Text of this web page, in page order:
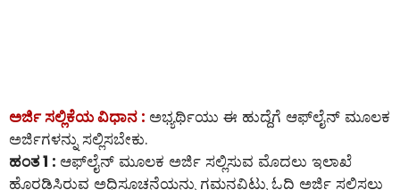
ಅರ್ಜಿ ಸಲ್ಲಿಕೆಯ ವಿಧಾನ : ಅಭ್ಯರ್ಥಿಯು ಈ ಹುದ್ದೆಗೆ ಆಫ್‌ಲೈನ್‌ ಮೂಲಕ
ಅರ್ಜಿಗಳನ್ನು ಸಲ್ಲಿಸಬೇಕು.
ಹಂತ 1 : ಆಫ್‌ಲೈನ್‌ ಮೂಲಕ ಅರ್ಜಿ ಸಲ್ಲಿಸುವ ಮೊದಲು ಇಲಾಖೆ
ಹೊರಡಿಸಿರುವ ಅಧಿಸೂಚನೆಯನ್ನು ಗಮನವಿಟ್ಟು ಓದಿ ಅರ್ಜಿ ಸಲ್ಲಿಸಲು